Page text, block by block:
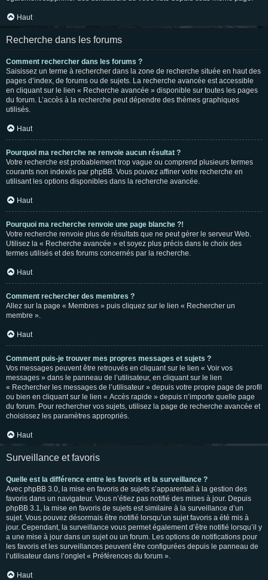
Haut
Recherche dans les forums
Comment rechercher dans les forums ?
Saisissez un terme à rechercher dans la zone de recherche située en haut des
pages d’index, de forums ou de sujets. La recherche avancée est accessible
en cliquant sur le lien « Recherche avancée » disponible sur toutes les pages
du forum. L’accès à la recherche peut dépendre des thèmes graphiques
utilisés.
Haut
Pourquoi ma recherche ne renvoie aucun résultat ?
Votre recherche est probablement trop vague ou comprend plusieurs termes
courants non indexés par phpBB. Vous pouvez affiner votre recherche en
utilisant les options disponibles dans la recherche avancée.
Haut
Pourquoi ma recherche renvoie une page blanche ?!
Votre recherche renvoie plus de résultats que ne peut gérer le serveur Web.
Utilisez la « Recherche avancée » et soyez plus précis dans le choix des
termes utilisés et des forums concernés par la recherche.
Haut
Comment rechercher des membres ?
Allez sur la page « Membres » puis cliquez sur le lien « Rechercher un
membre ».
Haut
Comment puis-je trouver mes propres messages et sujets ?
Vos messages peuvent être retrouvés en cliquant sur le lien « Voir vos
messages » dans le panneau de l’utilisateur, en cliquant sur le lien
« Rechercher les messages de l’utilisateur » depuis votre propre page de profil
ou bien en cliquant sur le lien « Accès rapide » depuis n’importe quelle page
du forum. Pour rechercher vos sujets, utilisez la page de recherche avancée et
choisissez les paramètres appropriés.
Haut
Surveillance et favoris
Quelle est la différence entre les favoris et la surveillance ?
Avec phpBB 3.0, la mise en favoris de sujets s’apparentait à la gestion des
favoris dans un navigateur. Vous n’étiez pas notifié des mises à jour. Depuis
phpBB 3.1, la mise en favoris de sujets est similaire à la surveillance d’un
sujet. Vous pouvez désormais être notifié lorsqu’un sujet favoris a été mis à
jour. Cependant, la surveillance vous permet également d’être notifié lorsqu’il y
a une mise à jour dans un sujet ou un forum. Les options de notifications pour
les favoris et les surveillances peuvent être configurées depuis le panneau de
l’utilisateur dans l’onglet « Préférences du forum ».
Haut